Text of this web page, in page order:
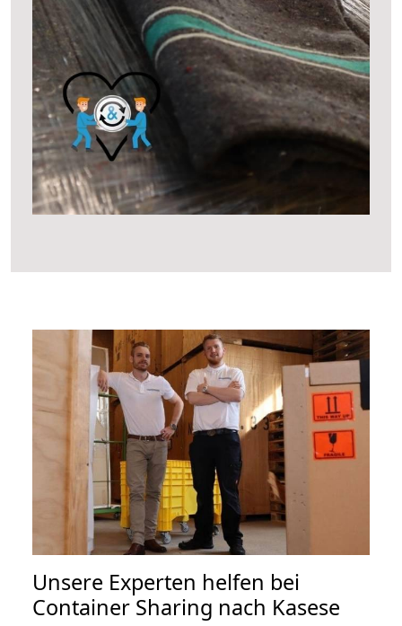
Unsere Experten helfen bei
Container Sharing nach Kasese